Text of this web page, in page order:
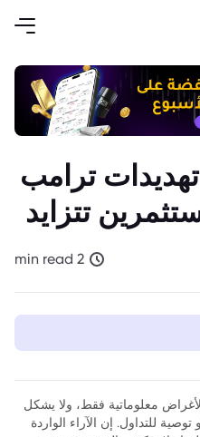
ترامب
تتزايد
2 min read
معلوماتية فقط، ولا يشكل
توصية للتداول. إن الآراء الواردة